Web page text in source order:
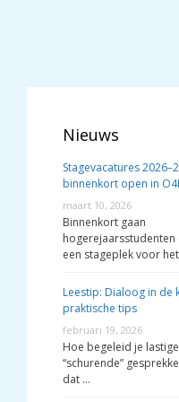
Nieuws
Stagevacatures
binnenkort open in
maart 10, 2026
Binnenkort gaan
een stageplek voor
Leestip: Dialoog in de
praktische tips
februari 19, 2026
Hoe begeleid je
“schurende”
dat …